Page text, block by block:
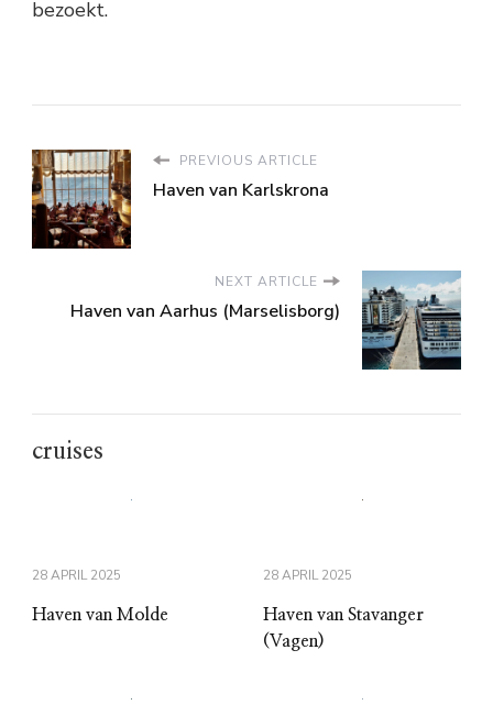
bezoekt.
PREVIOUS ARTICLE
Haven van Karlskrona
NEXT ARTICLE
Haven van Aarhus (Marselisborg)
cruises
28 APRIL 2025
Haven van Molde
28 APRIL 2025
Haven van Stavanger
(Vagen)